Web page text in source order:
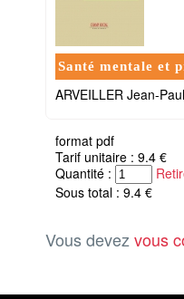
Santé mentale et
ARVEILLER Jean-
format pdf
Tarif unitaire : 9.4 €
Quantité :
Sous total : 9.4 €
Vous devez vous